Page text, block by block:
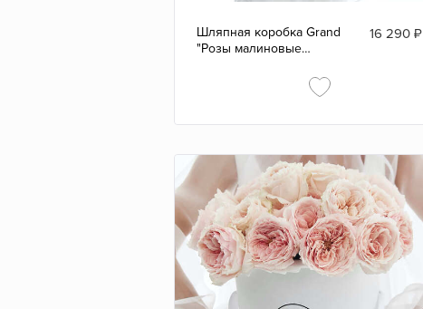
Шляпная коробка Grand
"Розы малиновые
16 290₽